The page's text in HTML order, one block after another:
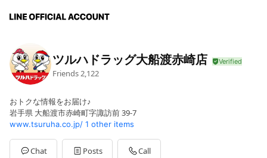
ツルハドラッグ大船渡赤崎店
Friends 2,122
おトクな情報をお届け♪
岩手県 大船渡市赤崎町字諏訪前 39-7
www.tsuruha.co.jp/ 1 other items
Chat Posts Call